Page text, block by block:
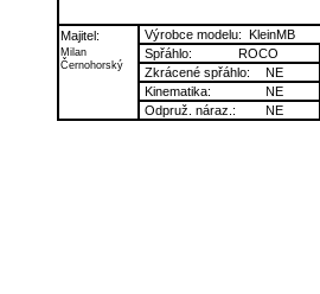
Majitel:
Milan
Černohorský
Výrobce modelu: KleinMB
Spřáhlo:
ROCO
Zkrácené spřáhlo:
NE
Kinematika:
NE
Odpruž. náraz.:
NE